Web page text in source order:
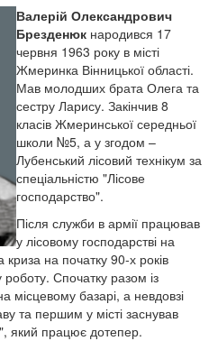
Валерій Олександрович
Брезденюк народився 17
червня 1963 року в місті
Жмеринка Вінницької області.
Мав молодших брата Олега та
сестру Ларису. Закінчив 8
класів Жмеринської середньої
школи №5, а у згодом –
Лубенський лісовий технікум за
спеціальністю "Лісове
господарство".
Після служби в армії працював
у лісовому господарстві на
на початку 90-х років
Спочатку разом із
базарі, а невдовзі
та першим у місті заснував
який працює дотепер.